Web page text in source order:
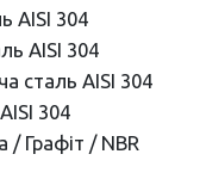
AISI 304
AISI 304
сталь AISI 304
304
/ Графіт / NBR